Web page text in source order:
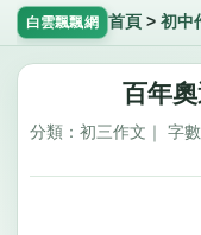
白雲飄飄網 首頁 > 初中
百年奧
分類：初三作文｜ 字